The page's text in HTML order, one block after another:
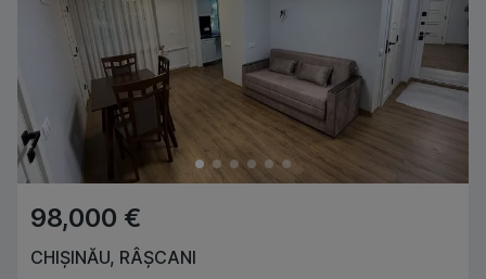
98,000 €
CHIȘINĂU, RÂȘCANI